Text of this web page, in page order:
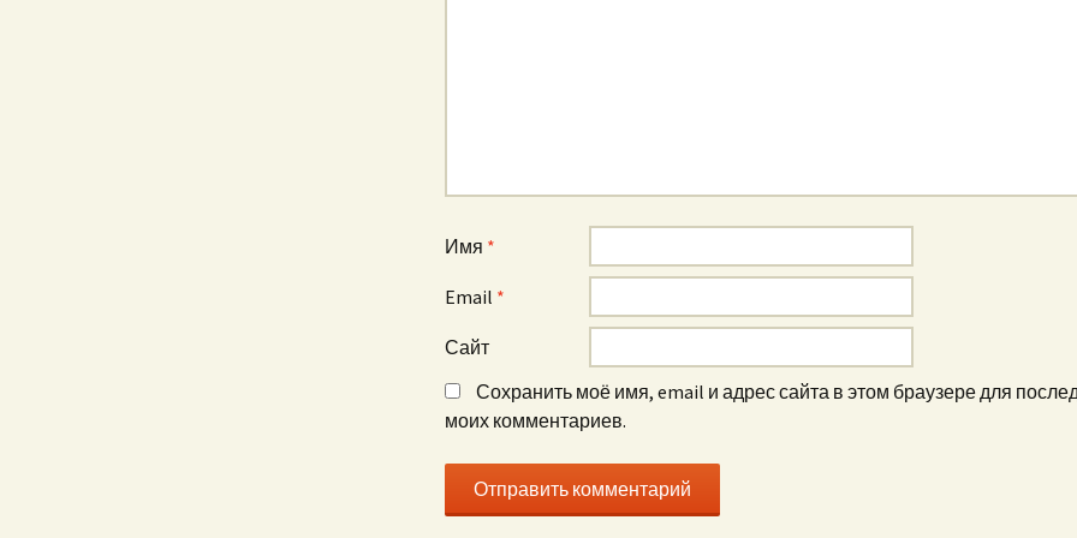
Имя *
Email *
Сайт
Сохранить моё имя, email и адрес сайта в этом браузере для
моих комментариев.